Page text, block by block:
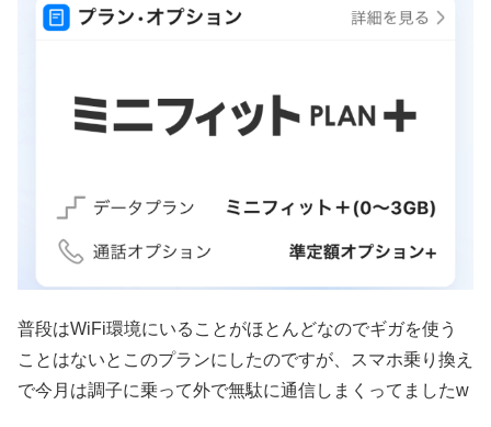
普段はWiFi環境にいることがほとんどなのでギガを使う
ことはないとこのプランにしたのですが、スマホ乗り換え
で今月は調子に乗って外で無駄に通信しまくってましたw